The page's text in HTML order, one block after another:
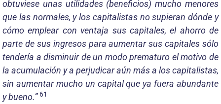
obtuviese unas utilidades (beneficios) mucho menores
que las normales, y los capitalistas no supieran dónde y
cómo emplear con ventaja sus capitales, el ahorro de
parte de sus ingresos para aumentar sus capitales sólo
tendería a disminuir de un modo prematuro el motivo de
la acumulación y a perjudicar aún más a los capitalistas,
sin aumentar mucho un capital que ya fuera abundante
y bueno.” 61